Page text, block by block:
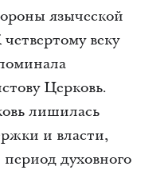
языческой
веку
Церковь.
лишилась
и власти,
духовного